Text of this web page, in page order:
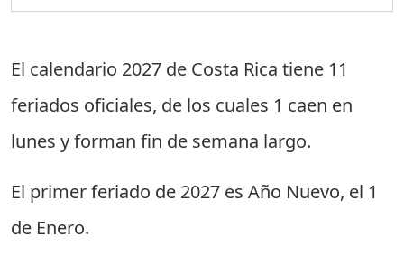
El calendario 2027 de Costa Rica tiene 11
feriados oficiales, de los cuales 1 caen en
lunes y forman fin de semana largo.
El primer feriado de 2027 es Año Nuevo, el 1
de Enero.